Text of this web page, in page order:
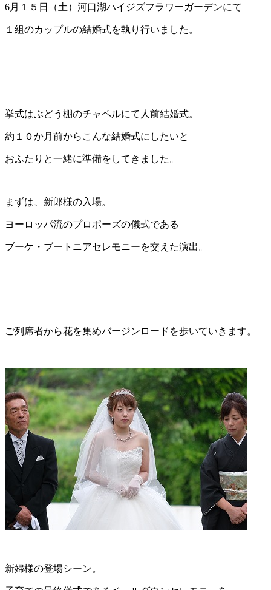
6月１５日（土）河口湖ハイジズフラワーガーデンにて
１組のカップルの結婚式を執り行いました。
挙式はぶどう棚のチャペルにて人前結婚式。
約１０か月前からこんな結婚式にしたいと
おふたりと一緒に準備をしてきました。
まずは、新郎様の入場。
ヨーロッパ流のプロポーズの儀式である
ブーケ・ブートニアセレモニーを交えた演出。
ご列席者から花を集めバージンロードを歩いていきます。
新婦様の登場シーン。